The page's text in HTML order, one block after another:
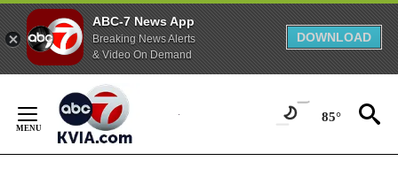
ABC-7 News App
Breaking News Alerts
& Video On Demand
DOWNLOAD
Content
85°